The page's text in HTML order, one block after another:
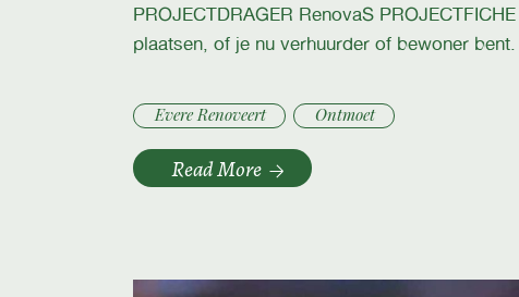
PROJECTDRAGER RenovaS
plaatsen, of je nu verhuurder of bewoner bent.
Evere Renoveert Ontmoet
Read More